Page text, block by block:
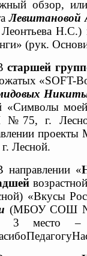
обзор,
Леонтьева Н.С.)
(рук.
старшей
«SOFT-
«Символы
г. Лесной)
Лесной.
направлении «
«Вкусы
(МБОУ СОШ
3 место –